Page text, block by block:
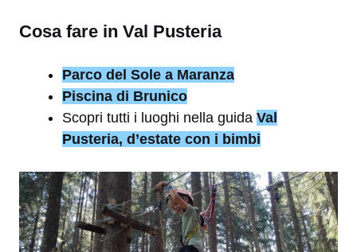
Cosa fare in Val Pusteria
Parco del Sole a Maranza
Piscina di Brunico
Scopri tutti i luoghi nella guida Val
Pusteria, d’estate con i bimbi